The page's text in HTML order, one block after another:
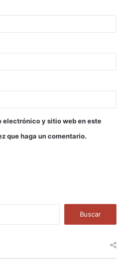
electrónico y sitio web en este
que haga un comentario.